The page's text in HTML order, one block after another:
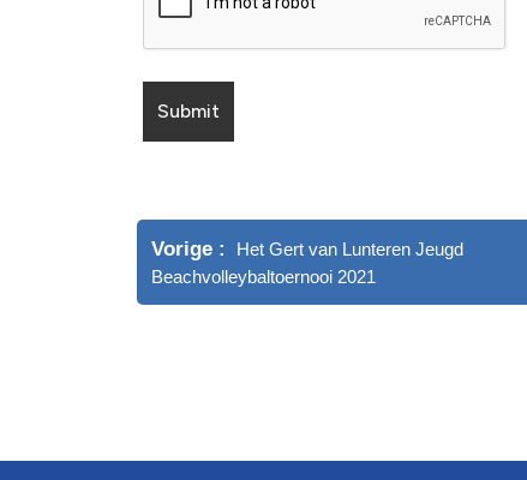
Vorige
Het Gert van Lunteren Jeugd
Beachvolleybaltoernooi 2021